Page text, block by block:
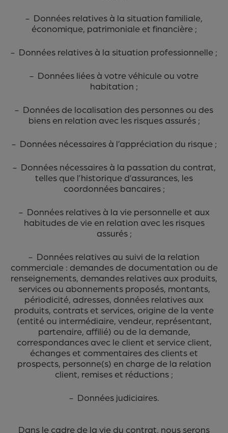
- Données relatives à la situation familiale,
économique, patrimoniale et financière ;
- Données relatives à la situation professionnelle ;
- Données liées à votre véhicule ou votre
habitation ;
- Données de localisation des personnes ou des
biens en relation avec les risques assurés ;
- Données nécessaires à l’appréciation du risque ;
- Données nécessaires à la passation du contrat,
telles que l’historique d’assurances, les
coordonnées bancaires ;
- Données relatives à la vie personnelle et aux
habitudes de vie en relation avec les risques
assurés ;
- Données relatives au suivi de la relation
commerciale : demandes de documentation ou de
renseignements, demandes relatives aux produits,
services ou abonnements proposés, montants,
périodicité, adresses, données relatives aux
produits, contrats et services, origine de la vente
(entité ou intermédiaire, vendeur, représentant,
partenaire, affilié) ou de la demande,
correspondances avec le client et service client,
échanges et commentaires des clients et
prospects, personne(s) en charge de la relation
client, remises et réductions ;
- Données judiciaires.
Dans le cadre de la vie du contrat, nous serons